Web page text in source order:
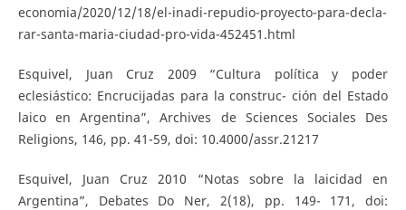
economia/2020/12/18/el-inadi-repudio-proyecto-para-decla-
rar-santa-maria-ciudad-pro-vida-452451.html
Esquivel, Juan Cruz 2009 “Cultura política y poder
eclesiástico: Encrucijadas para la construc- ción del Estado
laico en Argentina”, Archives de Sciences Sociales Des
Religions, 146, pp. 41-59, doi: 10.4000/assr.21217
Esquivel, Juan Cruz 2010 “Notas sobre la laicidad en
Argentina”, Debates Do Ner, 2(18), pp. 149- 171, doi: